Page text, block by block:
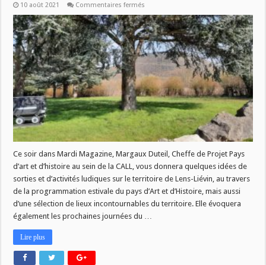
10 août 2021 Commentaires fermés
SOIR
A
18H
DANS
MARDI
MAGAZINE
:
IDÉES
DE
SORTIES
AVEC
LE
PAYS
D’ART
D’HISTOIRE
DE
LENS-
LIÉVIN
Ce soir dans Mardi Magazine, Margaux Duteil, Cheffe de Projet Pays
d’art et d’histoire au sein de la CALL, vous donnera quelques idées de
sorties et d’activités ludiques sur le territoire de Lens-Liévin, au travers
de la programmation estivale du pays d’Art et d’Histoire, mais aussi
d’une sélection de lieux incontournables du territoire. Elle évoquera
également les prochaines journées du …
Lire plus